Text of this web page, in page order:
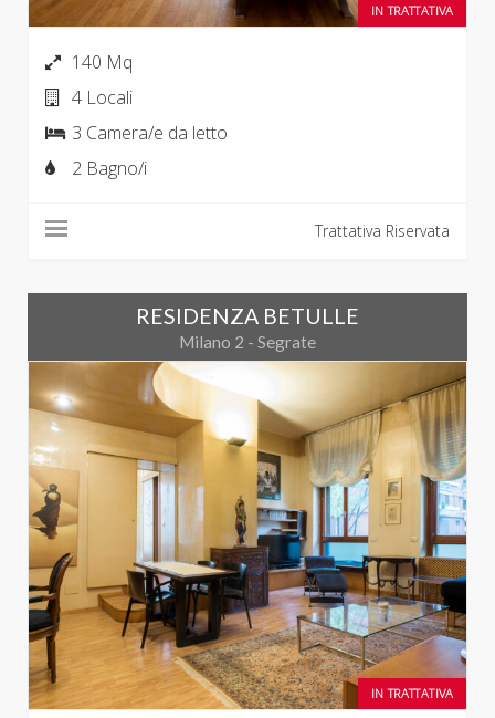
IN TRATTATIVA
140 Mq
4 Locali
3 Camera/e da letto
2 Bagno/i
Trattativa Riservata
RESIDENZA BETULLE
Milano 2 - Segrate
IN TRATTATIVA